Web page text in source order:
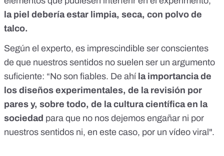
la piel debería estar limpia, seca, con polvo de
talco.
Según el experto, es imprescindible ser conscientes
de que nuestros sentidos no suelen ser un argumento
suficiente: “No son fiables. De ahí la importancia de
los diseños experimentales, de la revisión por
pares y, sobre todo, de la cultura científica en la
sociedad para que no nos dejemos engañar ni por
nuestros sentidos ni, en este caso, por un vídeo viral".